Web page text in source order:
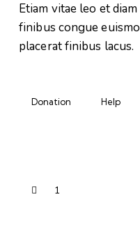
Etiam vitae leo et
finibus congue
placerat finibus lacus.
Donation Help
1